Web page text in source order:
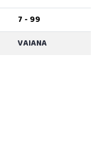
7 - 99
VAIANA